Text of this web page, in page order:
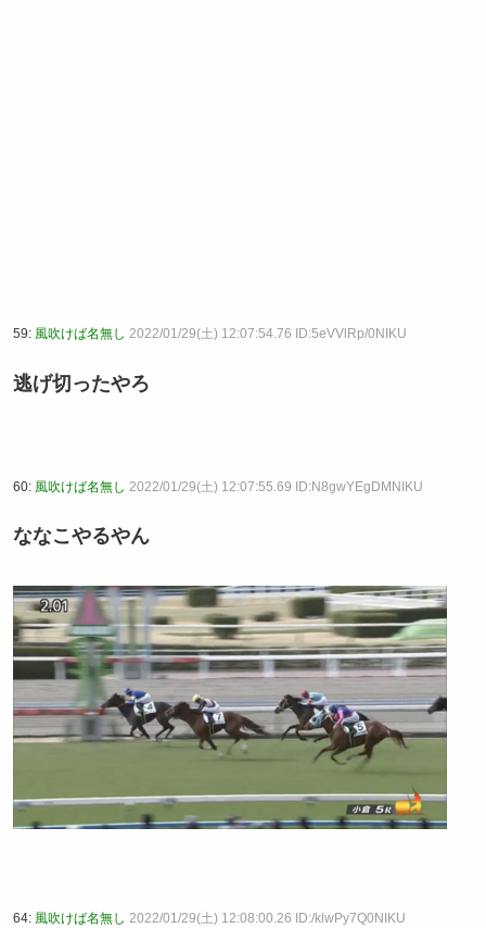
59: 風吹けば名無し 2022/01/29(土) 12:07:54.76 ID:5eVVlRp/0NIKU
逃げ切ったやろ
60: 風吹けば名無し 2022/01/29(土) 12:07:55.69 ID:N8gwYEgDMNIKU
ななこやるやん
64: 風吹けば名無し 2022/01/29(土) 12:08:00.26 ID:/klwPy7Q0NIKU